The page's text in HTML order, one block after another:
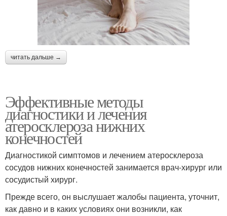
читать дальше →
Эффективные методы
диагностики и лечения
атеросклероза нижних
конечностей
Диагностикой симптомов и лечением атеросклероза
сосудов нижних конечностей занимается врач-хирург или
сосудистый хирург.
Прежде всего, он выслушает жалобы пациента, уточнит,
как давно и в каких условиях они возникли, как